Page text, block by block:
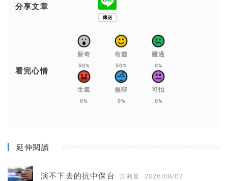
分享文章
看完心情
新奇
50%
有趣
50%
難過
0%
生氣
0%
無聊
0%
可怕
0%
延伸閱讀
演不下去的抗中保台 方剡旨 2026/08/07